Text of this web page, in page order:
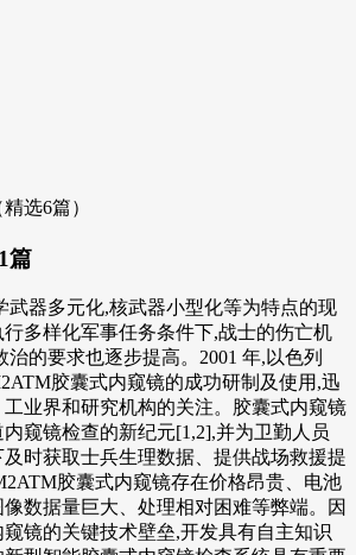
选6篇）
篇
武器多元化,核武器小型化等为特点的现
多样化军事任务条件下,战士的伤亡机
的要求也逐步提高。2001 年,以色列
胶囊式内窥镜的成功研制及使用,迅
业界和研究机构的关注。胶囊式内窥镜
窥镜检查的新纪元[1,2],并为卫勤人员
时获取士兵生理数据、提供战场救援提
胶囊式内窥镜存在价格昂贵、电池
数据量巨大、处理相对困难等弊端。因
镜的关键技术壁垒,开发具有自主知识